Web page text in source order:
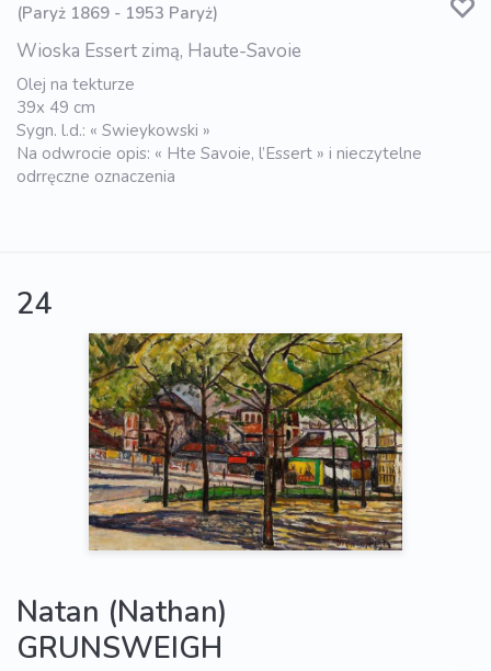
(Paryż 1869 - 1953 Paryż)
Wioska Essert zimą, Haute-Savoie
Olej na tekturze
39x 49 cm
Sygn. l.d.: « Swieykowski »
Na odwrocie opis: « Hte Savoie, l’Essert » i nieczytelne
odrręczne oznaczenia
24
Natan (Nathan)
GRUNSWEIGH